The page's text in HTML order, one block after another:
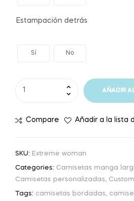
Estampación detrás
Sí No
AÑADIR
Compare Añadir a la lista
SKU: Extreme woman
Categories: Camisetas manga
Camisetas personalizadas, Custom
Tags: camisetas bordadas,